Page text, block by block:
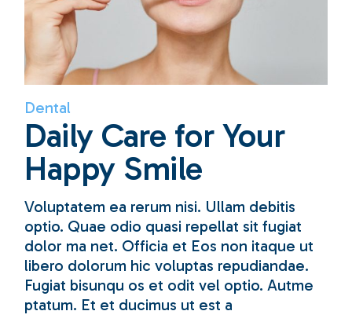
Dental
Daily Care for Your
Happy Smile
Voluptatem ea rerum nisi. Ullam debitis
optio. Quae odio quasi repellat sit fugiat
dolor ma net. Officia et Eos non itaque ut
libero dolorum hic voluptas repudiandae.
Fugiat bisunqu os et odit vel optio. Autme
ptatum. Et et ducimus ut est a